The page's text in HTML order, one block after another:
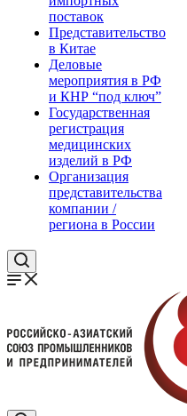
поставок
Представительство
в Китае
Деловые
мероприятия в РФ
и КНР “под ключ”
Государственная
регистрация
медицинских
изделий в РФ
Организация
представительства
компании /
региона в России